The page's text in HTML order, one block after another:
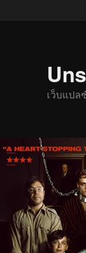
เว็บแปล